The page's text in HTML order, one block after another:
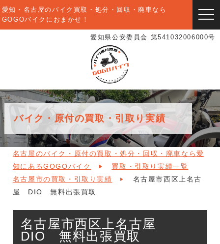
愛知・名古屋のバイク買取・処分・回収・廃車なら
GOGOバイクにおまかせ！
愛知県公安委員会 第541032006000号
バイク・原付の買取・引取り実績
名古屋のバイク・原付の買取・処分・回収・廃車なら愛
知にあるGOGOバイク
買取・引取り実績一覧
名古屋市の買取・引取り実績
名古屋市西区上名古
屋 DIO 無料出張買取
名古屋市西区上名古屋
DIO 無料出張買取